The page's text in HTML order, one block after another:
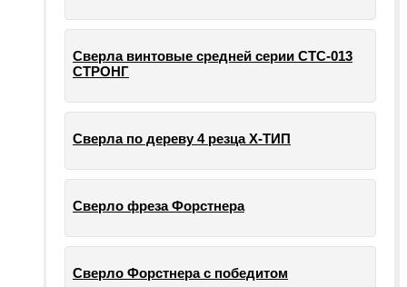
Сверла винтовые средней серии СТС-013
СТРОНГ
Сверла по дереву 4 резца Х-ТИП
Сверло фреза Форстнера
Сверло Форстнера с победитом